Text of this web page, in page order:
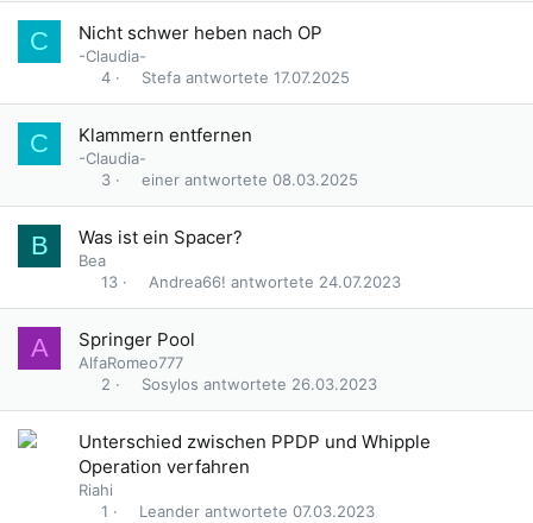
C Nicht schwer heben nach OP
-Claudia-
4
17.07.2025
Stefa
C Klammern entfernen
-Claudia-
3
08.03.2025
einer
B Was ist ein Spacer?
Bea
13
24.07.2023
Andrea66!
A Springer Pool
AlfaRomeo777
2
26.03.2023
Sosylos
Unterschied zwischen PPDP und Whipple
Operation verfahren
Riahi
1
07.03.2023
Leander